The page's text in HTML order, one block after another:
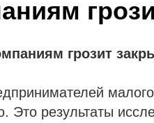
грозит
Это результаты